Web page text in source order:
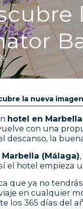
la nueva
hotel en Marbella
con una
descanso, la
Marbella (Málaga)
el hotel empieza
que ya no
en cualquier
los 365 días del